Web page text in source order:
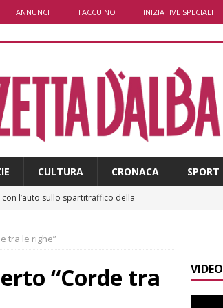
ANNUNCI TACCUINO INIZIATIVE SPECIALI
CULTURA CRONACA SPORT
con l’auto sullo spartitraffico della
l’allarme sulle strade: cresce il
tra le righe”
“Corde tra
VIDEO